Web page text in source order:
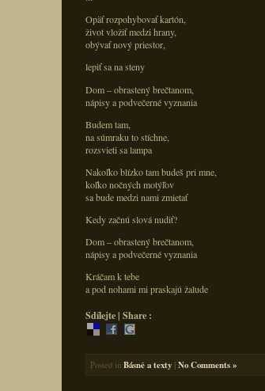
Opäť rozpohybovať kartón,
život vložiť medzi hrany,
obývať nový priestor,
lepiť sa na steny
Dom – obrastený brečtanom,
nápisy a podvečerné vyznania
Budem tam,
na súmraku to stíchne,
rozsvieti sa lampa
Nakoľko blízko tam budeš pri mne,
koľko nočných motýľov
sa bude medzi nami zmietať
Kedy začnú slová nudiť?
Dom – obrastený brečtanom,
nápisy a podvečerné vyznania
Kráčam k tebe
a pod nohami mi praskajú žalude
Sdílejte | Share :
Posted in Básně a texty |No Comments »